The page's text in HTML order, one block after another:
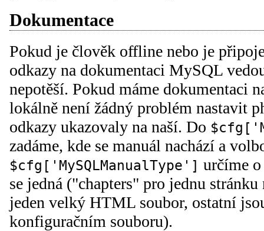
Dokumentace
Pokud je člověk offline nebo je
odkazy na dokumentaci MySQL
nepotěší. Pokud máme dokumentaci
lokálně není žádný problém nastavit
odkazy ukazovaly na naší. Do
zadáme, kde se manuál nachází a
$cfg['MySQLManualType'] určíme
se jedná ("chapters" pro jednu
jeden velký HTML soubor, ostatní
konfiguračním souboru).